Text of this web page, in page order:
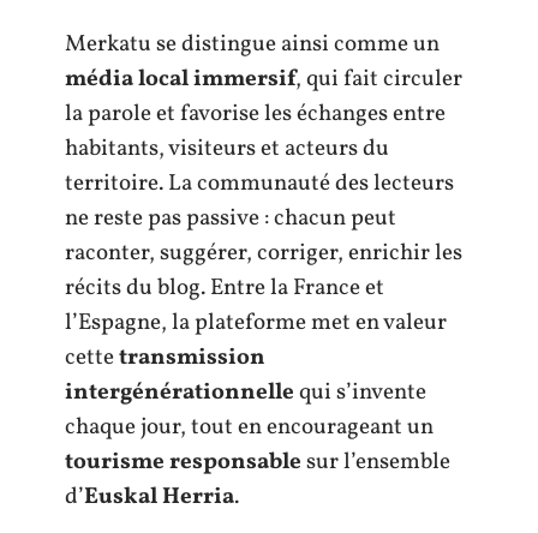
Merkatu se distingue ainsi comme un
média local immersif, qui fait circuler
la parole et favorise les échanges entre
habitants, visiteurs et acteurs du
territoire. La communauté des lecteurs
ne reste pas passive : chacun peut
raconter, suggérer, corriger, enrichir les
récits du blog. Entre la France et
l’Espagne, la plateforme met en valeur
cettetransmission
intergénérationnellequi s’invente
chaque jour, tout en encourageant un
tourisme responsablesur l’ensemble
d’Euskal Herria.